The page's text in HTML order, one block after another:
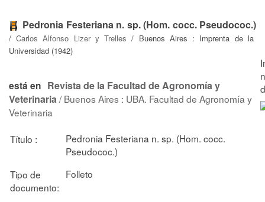
Pedronia Festeriana n. sp. (Hom. cocc. Pseudococ.)
/Carlos Alfonso Lizer y Trelles / Buenos Aires : Imprenta de la
Universidad (1942)
está en Revista de la Facultad de Agronomía y
Veterinaria / Buenos Aires : UBA. Facultad de Agronomía y
Veterinaria
Título :
Pedronia Festeriana n. sp. (Hom. cocc.
Pseudococ.)
Tipo de
documento:
Folleto